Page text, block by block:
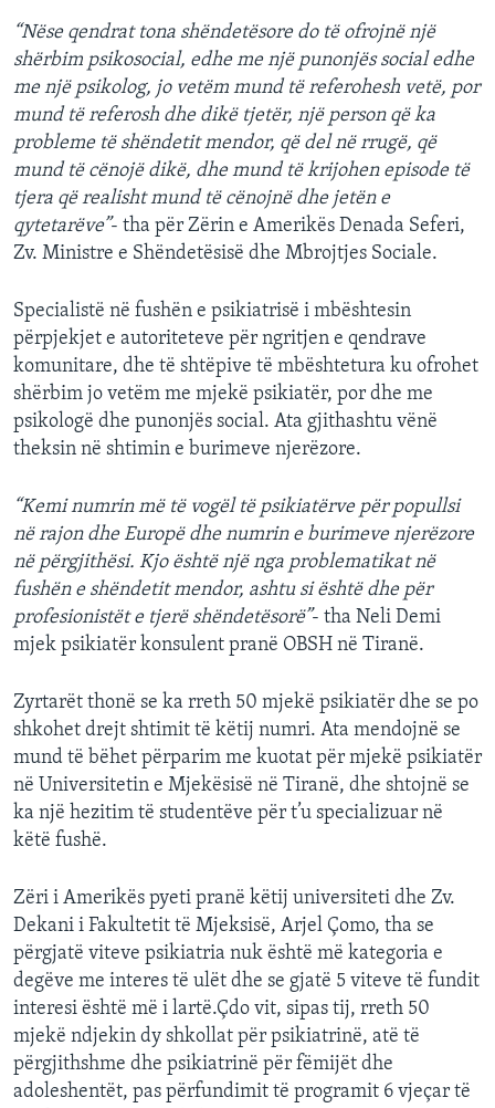
“Nëse qendrat tona shëndetësore do të ofrojnë një
shërbim psikosocial, edhe me një punonjës social edhe
me një psikolog, jo vetëm mund të referohesh vetë, por
mund të referosh dhe dikë tjetër, një person që ka
probleme të shëndetit mendor, që del në rrugë, që
mund të cënojë dikë, dhe mund të krijohen episode të
tjera që realisht mund të cënojnë dhe jetën e
qytetarëve”- tha për Zërin e Amerikës Denada Seferi,
Zv. Ministre e Shëndetësisë dhe Mbrojtjes Sociale.
Specialistë në fushën e psikiatrisë i mbështesin
përpjekjet e autoriteteve për ngritjen e qendrave
komunitare, dhe të shtëpive të mbështetura ku ofrohet
shërbim jo vetëm me mjekë psikiatër, por dhe me
psikologë dhe punonjës social. Ata gjithashtu vënë
theksin në shtimin e burimeve njerëzore.
“Kemi numrin më të vogël të psikiatërve për popullsi
në rajon dhe Europë dhe numrin e burimeve njerëzore
në përgjithësi. Kjo është një nga problematikat në
fushën e shëndetit mendor, ashtu si është dhe për
profesionistët e tjerë shëndetësorë”- tha Neli Demi
mjek psikiatër konsulent pranë OBSH në Tiranë.
Zyrtarët thonë se ka rreth 50 mjekë psikiatër dhe se po
shkohet drejt shtimit të këtij numri. Ata mendojnë se
mund të bëhet përparim me kuotat për mjekë psikiatër
në Universitetin e Mjekësisë në Tiranë, dhe shtojnë se
ka një hezitim të studentëve për t’u specializuar në
këtë fushë.
Zëri i Amerikës pyeti pranë këtij universiteti dhe Zv.
Dekani i Fakultetit të Mjeksisë, Arjel Çomo, tha se
përgjatë viteve psikiatria nuk është më kategoria e
degëve me interes të ulët dhe se gjatë 5 viteve të fundit
interesi është më i lartë.Çdo vit, sipas tij, rreth 50
mjekë ndjekin dy shkollat për psikiatrinë, atë të
përgjithshme dhe psikiatrinë për fëmijët dhe
adoleshentët, pas përfundimit të programit 6 vjeçar të